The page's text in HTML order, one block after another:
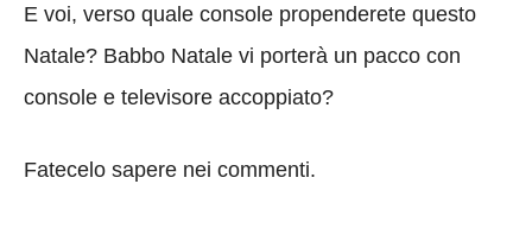
E voi, verso quale console propenderete questo
Natale? Babbo Natale vi porterà un pacco con
console e televisore accoppiato?
Fatecelo sapere nei commenti.